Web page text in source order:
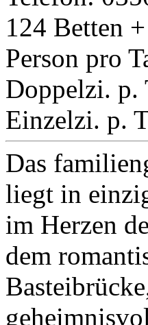
124 Betten
Person pro
Doppelzi. p.
Einzelzi. p.
Das
liegt in
im Herzen
dem